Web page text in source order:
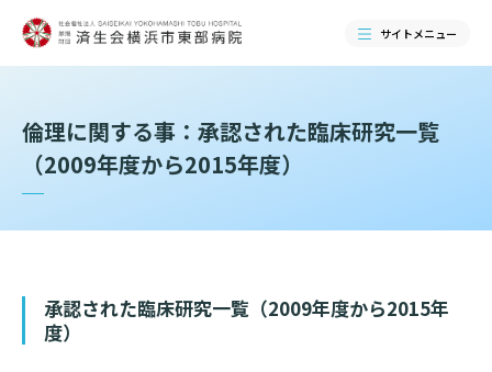
サイトメニュー
倫理に関する事：承認された臨床研究一覧
（2009年度から2015年度）
承認された臨床研究一覧（2009年度から2015年
度）